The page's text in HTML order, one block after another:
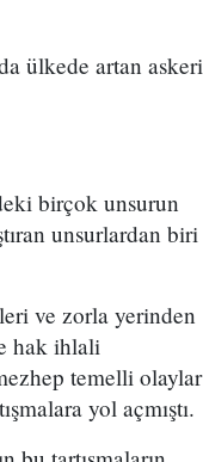
ülkede artan askeri
birçok unsurun
unsurlardan biri
ve zorla yerinden
hak ihlali
temelli olaylar
yol açmıştı.